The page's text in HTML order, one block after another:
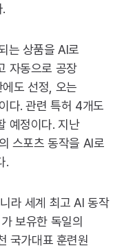
는 상품을 AI로
자동으로 공장
도 선정, 오는
다. 관련 특허 4개도
예정이다. 지난
스포츠 동작을 AI로
.
라 세계 최고 AI 동작
보유한 독일의
국가대표 훈련원